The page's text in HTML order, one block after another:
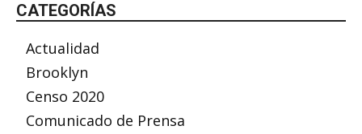
CATEGORÍAS
Actualidad
Brooklyn
Censo 2020
Comunicado de Prensa